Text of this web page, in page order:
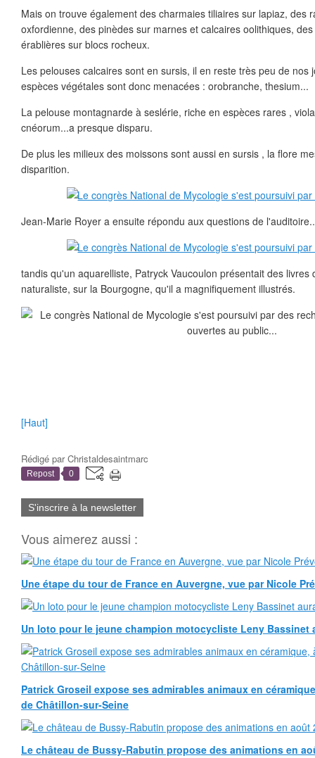
Mais on trouve également des charmaies tiliaires sur lapiaz, des
oxfordienne, des pinèdes sur marnes et calcaires oolithiques,
érablières sur blocs rocheux.
Les pelouses calcaires sont en sursis, il en reste très peu de nos
espèces végétales sont donc menacées : orobranche, thesium...
La pelouse montagnarde à seslérie, riche en espèces rares ,
cnéorum...a presque disparu.
De plus les milieux des moissons sont aussi en sursis , la flore
disparition.
Jean-Marie Royer a ensuite répondu aux questions de
tandis qu'un aquarelliste, Patryck Vaucoulon présentait des livres
naturaliste, sur la Bourgogne, qu'il a magnifiquement illustrés.
[Haut]
Rédigé parChristaldesaintmarc
Repost 0
S'inscrire à la newsletter
Vous aimerez aussi :
Une étape du tour de France en Auvergne, vue par Nicole
Un loto pour le jeune champion motocycliste Leny Bassinet
Patrick Groseil expose ses admirables animaux en
de Châtillon-sur-Seine
Le château de Bussy-Rabutin propose des animations en